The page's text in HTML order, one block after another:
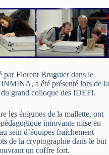
par Florent Bruguier dans le
a été présenté lors de la
grand colloque des IDEFI.
les énigmes de la mallette, ont
innovante mise en
sein d’équipes fraichement
de la cryptographie dans le but
un coffre fort.